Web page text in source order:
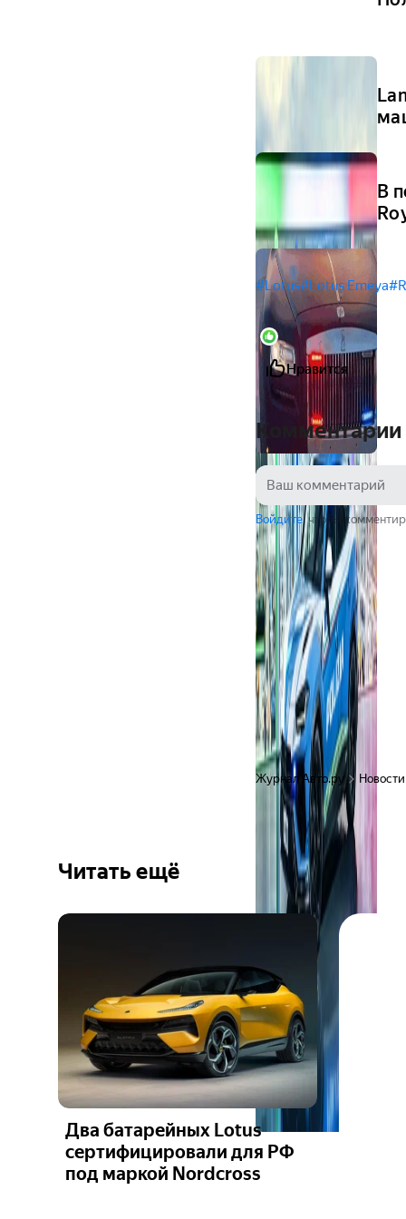
В
#Lotus#Lotus Emeya
1
Нравится
Комментарии
Войдите, чтобы
Журнал Авто.ру Новости
Читать ещё
Два батарейных Lotus
сертифицировали для РФ
под маркой Nordcross